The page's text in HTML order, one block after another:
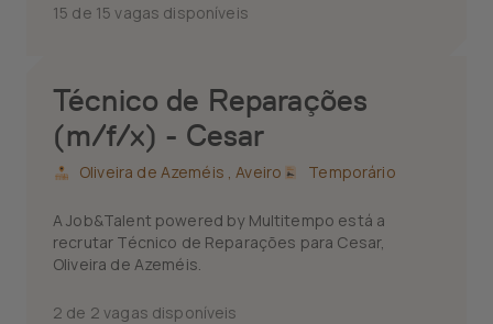
15 de 15 vagas disponíveis
Técnico de Reparações
(m/f/x) - Cesar
Oliveira de Azeméis ,Aveiro Temporário
A Job&Talent powered by Multitempo está a
recrutar Técnico de Reparações para Cesar,
Oliveira de Azeméis.
2 de 2 vagas disponíveis